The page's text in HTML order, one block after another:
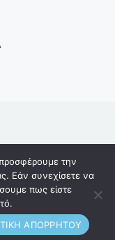
την
Εάν συνεχίσετε να
πως είστε
ΑΠΟΡΡΗΤΟΥ